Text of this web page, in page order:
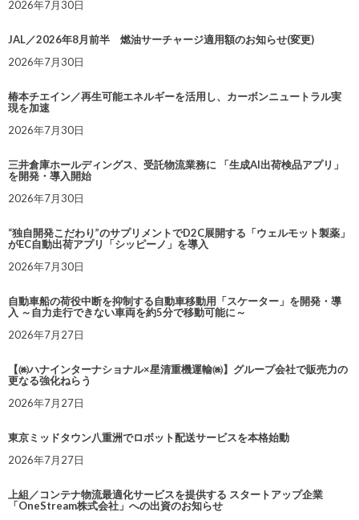
2026年7月30日
JAL／2026年8月前半 燃油サーチャージ適用額のお知らせ(変更)
2026年7月30日
椿本チエイン／再生可能エネルギーを活用し、カーボンニュートラル実
現を加速
2026年7月30日
三井倉庫ホールディングス、受託物流業務に 「生成AI出荷検品アプリ」
を開発・導入開始
2026年7月30日
“独自開発こだわり”のサプリメントでD2C展開する「ウェルモット製薬」
がEC自動出荷アプリ「シッピーノ」を導入
2026年7月30日
自動車船の荷役中断を抑制する自動車移動用「スケーター」を開発・導
入 ～自力走行できない車両を約5分で移動可能に～
2026年7月27日
【㈱ハナインターナショナル×星清重機運輸㈱】グループ会社で販売力の
更なる強化ねらう
2026年7月27日
東京ミッドタウン八重洲でロボット配送サービスを本格始動
2026年7月27日
上組／コンテナ物流最適化サービスを提供する スタートアップ企業
「OneStream株式会社」への出資のお知らせ